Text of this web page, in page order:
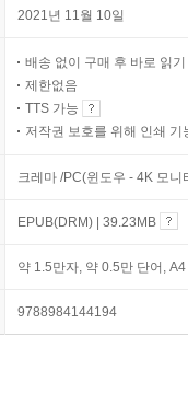
2021년 11월 10일
배송 없이 구매 후 바로 읽기
제한없음
TTS 가능
저작권 보호를 위해 인쇄 기
크레마 /PC(윈도우 - 4K 모
EPUB(DRM) | 39.23MB
약 1.5만자, 약 0.5만 단어,
9788984144194